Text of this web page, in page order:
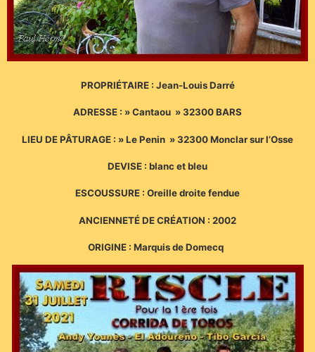
PROPRIÉTAIRE : Jean-Louis Darré
ADRESSE : » Cantaou » 32300 BARS
LIEU DE PÂTURAGE : » Le Penin » 32300 Monclar sur l’Osse
DEVISE : blanc et bleu
ESCOUSSURE : Oreille droite fendue
ANCIENNETÉ DE CRÉATION : 2002
ORIGINE : Marquis de Domecq